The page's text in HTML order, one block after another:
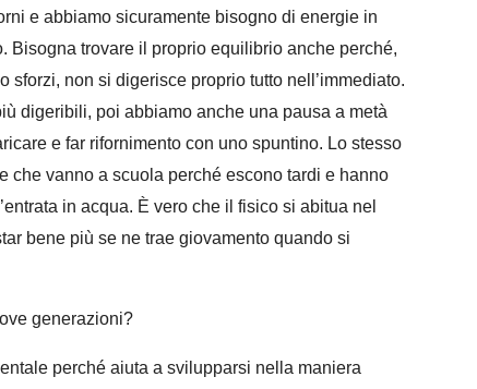
e abbiamo sicuramente bisogno di energie in
Bisogna trovare il proprio equilibrio anche perché,
sforzi, non si digerisce proprio tutto nell’immediato.
digeribili, poi abbiamo anche una pausa a metà
e far rifornimento con uno spuntino. Lo stesso
che vanno a scuola perché escono tardi e hanno
in acqua. È vero che il fisico si abitua nel
bene più se ne trae giovamento quando si
generazioni?
perché aiuta a svilupparsi nella maniera